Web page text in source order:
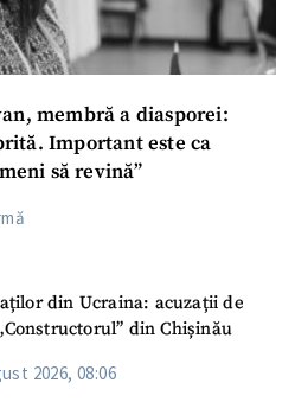
membră a diasporei:
Important este ca
să revină”
din Ucraina: acuzații de
din Chișinău
2026, 08:06